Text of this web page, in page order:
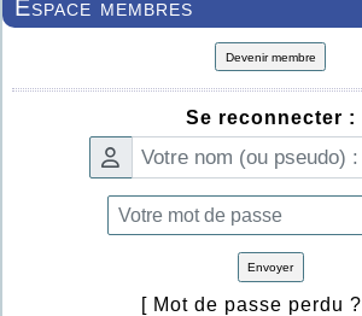
Espace membres
Devenir membre
Se reconnecter :
Envoyer
[ Mot de passe perdu ?